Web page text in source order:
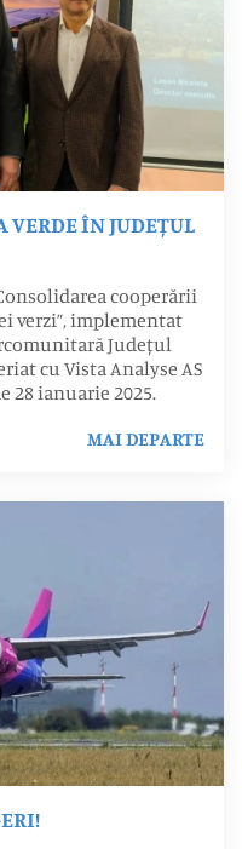
VERDE ÎN JUDEȚUL
cooperării
verzi”, implementat
Județul
cu Vista Analyse AS
28 ianuarie 2025.
MAI DEPARTE